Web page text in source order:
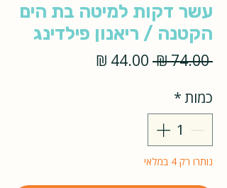
עשר דקות למיטה בת הים
הקטנה / ריאנון פילדינג
‏74.00 ‏₪
מחיר
כמות*
נותרו רק 4 במלאי